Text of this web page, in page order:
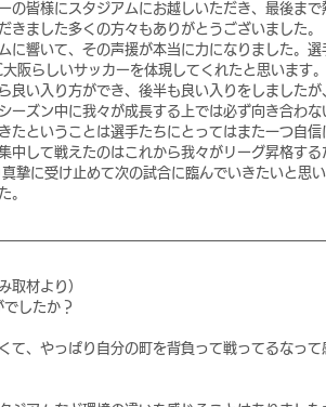
の皆様にスタジアムにお越しいただき、最後ま
きました多くの方々もありがとうございました。
に響いて、その声援が本当に力になりました。
阪らしいサッカーを体現してくれたと思います。
良い入り方ができ、後半も良い入りをしました
ーズン中に我々が成長する上では必ず向き合わ
たということは選手たちにとってはまた一つ自
中して戦えたのはこれから我々がリーグ昇格す
摯に受け止めて次の試合に臨んでいきたいと思い
。
取材より）
したか？
て、やっぱり自分の町を背負って戦ってるなっ